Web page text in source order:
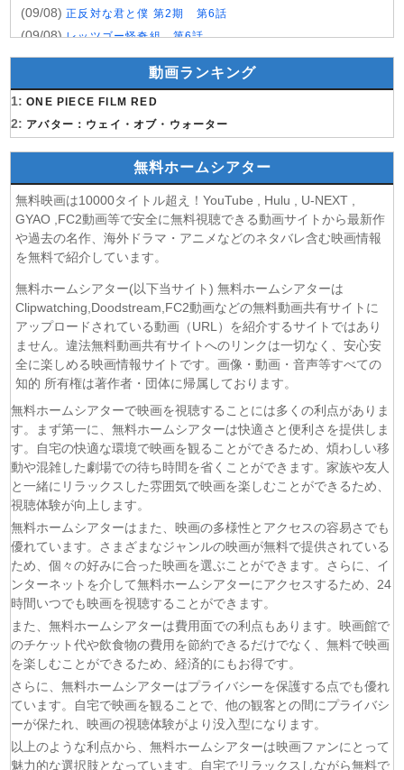
(09/08)正反対な君と僕 第2期 第6話
(09/08)レッツゴー怪奇組 第6話
(09/08)名探偵プリキュア！ 第28話
仮面ライダーゼッツ 第47話
(09/08)DIGIMON BEATBREAK 第42話
(09/08)角醒ハンター オメガホーン 第3話
おねがいアイプリ 第19話
MAO 第19話
(09/08)才女のお世話 高嶺の花だらけな名門校で、学院一のお嬢様
(生活能力皆無)を陰ながらお世話することになりました 第6話
(09/08)魔法少女リリカルなのは EXCEEDS Gun Blaze
Vengeance 第6話
愛してきます 第6話
(09/08) 花織さんは転生しても喧嘩がしたい 第5話
(08/08) 株式会社マジルミエ 第2期 第6話
(08/08) 鬼の花嫁 第6話
(08/08)ミッドナイト屋台2〜ル・モンドゥ〜 第6話
(08/08)天幕のジャードゥーガル 第7話
(08/08)黄泉のツガイ 第18話
(08/08)グロウアップショウ～ひまわりのサーカス団～ 第6話
(08/08)夏色の雲が恋と嵐をまきおこす 第5話
(08/08)岩元先輩ノ推薦 第6話
(08/08) BLEACH 千年血戦篇-禍進譚- 第3話
(08/08)BLACK TORCH 第6話
(08/08)猫と竜 第7話
(08/08)告白ー25年目の秘密ー 第5話
(08/08)クレヨンしんちゃん 2026年8月8日
(08/08) ドラえもん 2026年8月8日
動画ランキング
1: ONE PIECE FILM RED
2: アバター：ウェイ・オブ・ウォーター
無料ホームシアター
無料映画は10000タイトル超え！YouTube , Hulu , U-NEXT ,
GYAO ,FC2動画等で安全に無料視聴できる動画サイトから最新作
や過去の名作、海外ドラマ・アニメなどのネタバレ含む映画情報
を無料で紹介しています。
無料ホームシアター(以下当サイト) 無料ホームシアターは
Clipwatching,Doodstream,FC2動画などの無料動画共有サイトに
アップロードされている動画（URL）を紹介するサイトではあり
ません。違法無料動画共有サイトへのリンクは一切なく、安心安
全に楽しめる映画情報サイトです。画像・動画・音声等すべての
知的 所有権は著作者・団体に帰属しております。
無料ホームシアターで映画を視聴することには多くの利点がありま
す。まず第一に、無料ホームシアターは快適さと便利さを提供しま
す。自宅の快適な環境で映画を観ることができるため、煩わしい移
動や混雑した劇場での待ち時間を省くことができます。家族や友人
と一緒にリラックスした雰囲気で映画を楽しむことができるため、
視聴体験が向上します。
無料ホームシアターはまた、映画の多様性とアクセスの容易さでも
優れています。さまざまなジャンルの映画が無料で提供されている
ため、個々の好みに合った映画を選ぶことができます。さらに、イ
ンターネットを介して無料ホームシアターにアクセスするため、24
時間いつでも映画を視聴することができます。
また、無料ホームシアターは費用面での利点もあります。映画館で
のチケット代や飲食物の費用を節約できるだけでなく、無料で映画
を楽しむことができるため、経済的にもお得です。
さらに、無料ホームシアターはプライバシーを保護する点でも優れ
ています。自宅で映画を観ることで、他の観客との間にプライバシ
ーが保たれ、映画の視聴体験がより没入型になります。
以上のような利点から、無料ホームシアターは映画ファンにとって
魅力的な選択肢となっています。自宅でリラックスしながら無料で